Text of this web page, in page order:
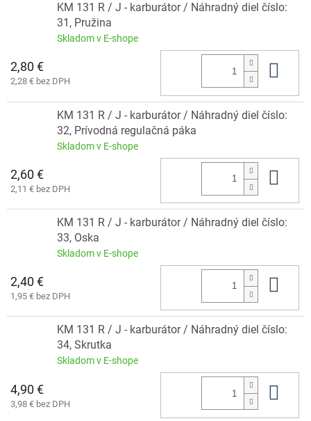
KM 131 R / J - karburátor / Náhradný diel číslo:
31, Pružina
Skladom v E-shope
2,80 €
2,28 € bez DPH
KM 131 R / J - karburátor / Náhradný diel číslo:
32, Prívodná regulačná páka
Skladom v E-shope
2,60 €
2,11 € bez DPH
KM 131 R / J - karburátor / Náhradný diel číslo:
33, Oska
Skladom v E-shope
2,40 €
1,95 € bez DPH
KM 131 R / J - karburátor / Náhradný diel číslo:
34, Skrutka
Skladom v E-shope
4,90 €
3,98 € bez DPH